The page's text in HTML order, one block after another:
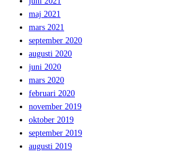
maj 2021
mars 2021
september 2020
augusti 2020
juni 2020
mars 2020
februari 2020
november 2019
oktober 2019
september 2019
augusti 2019